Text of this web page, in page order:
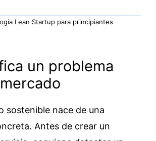
Lean Startup para principiantes
un problema
sostenible nace de una
Antes de crear un